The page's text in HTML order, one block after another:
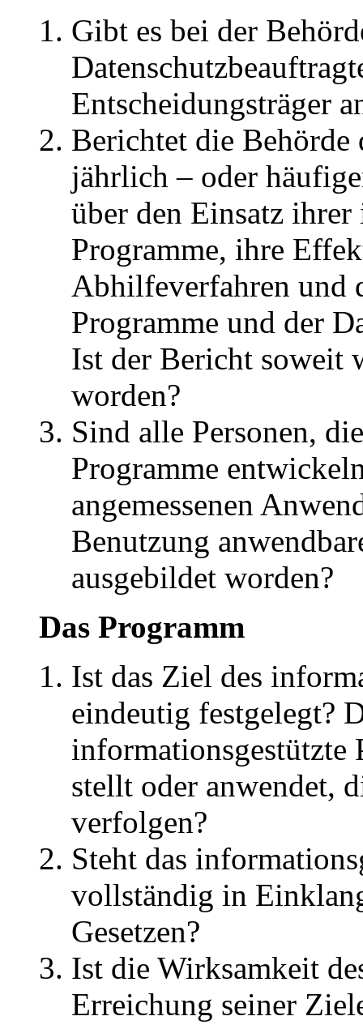
Gibt es bei der
Entscheidungsträger
Berichtet die Behörde
jährlich – oder
über den Einsatz
Programme, ihre
Abhilfeverfahren und
Programme und der
Ist der Bericht soweit
worden?
Sind alle Personen,
Programme
angemessenen
Benutzung
ausgebildet worden?
Das Programm
Ist das Ziel des
eindeutig festgelegt?
informationsgestützte
stellt oder anwendet,
verfolgen?
Steht das
vollständig in
Gesetzen?
Ist die Wirksamkeit
Erreichung seiner